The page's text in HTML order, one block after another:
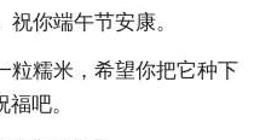
你端午节安康。
粒糯米，希望你把它种下
吧。